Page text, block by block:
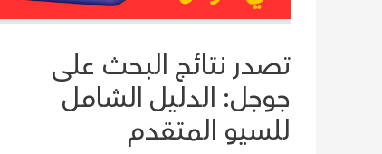
تصدر نتائج البحث على
جوجل: الدليل الشامل
للسيو المتقدم